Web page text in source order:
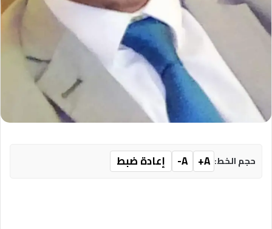
حجم الخط: A+
A- إعادة ضبط